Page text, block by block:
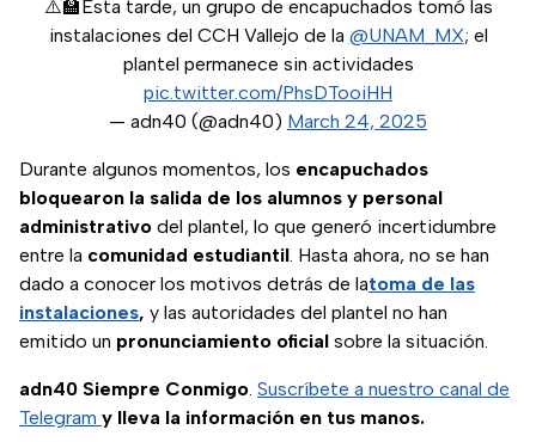
⚠️🏫Esta tarde, un grupo de encapuchados tomó las
instalaciones del CCH Vallejo de la @UNAM_MX; el
plantel permanece sin actividades
pic.twitter.com/PhsDTooiHH
— adn40 (@adn40) March 24, 2025
Durante algunos momentos, los encapuchados
bloquearon la salida de los alumnos y personal
administrativo del plantel, lo que generó incertidumbre
entre la comunidad estudiantil. Hasta ahora, no se han
dado a conocer los motivos detrás de latoma de las
instalaciones, y las autoridades del plantel no han
emitido un pronunciamiento oficial sobre la situación.
adn40 Siempre Conmigo. Suscríbete a nuestro canal de
Telegram y lleva la información en tus manos.